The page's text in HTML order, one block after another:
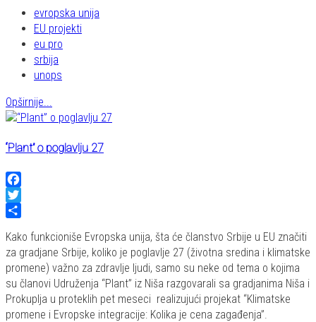
evropska unija
EU projekti
eu pro
srbija
unops
Opširnije...
“Plant” o poglavlju 27
Facebook
Twitter
Kako funkcioniše Evropska unija, šta će članstvo Srbije u EU značiti
za gradjane Srbije, koliko je poglavlje 27 (životna sredina i klimatske
promene) važno za zdravlje ljudi, samo su neke od tema o kojima
su članovi Udruženja “Plant” iz Niša razgovarali sa gradjanima Niša i
Prokuplja u proteklih pet meseci realizujući projekat “Klimatske
promene i Evropske integracije: Kolika je cena zagađenja”.